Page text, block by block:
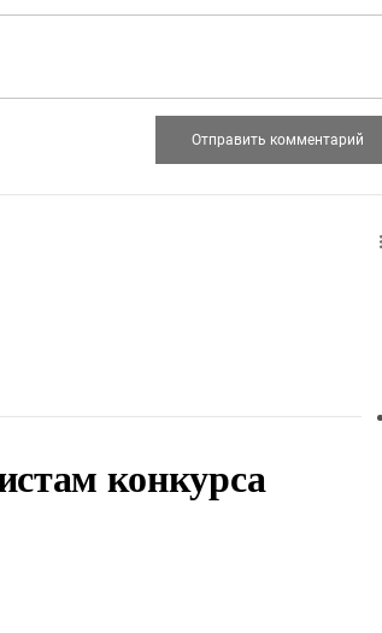
конкурса